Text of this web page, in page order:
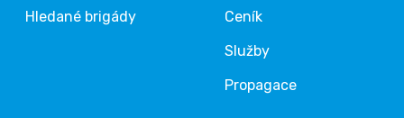
Hledané brigády
Ceník
Služby
Propagace